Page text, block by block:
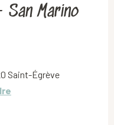
Marino
Saint-Égrève